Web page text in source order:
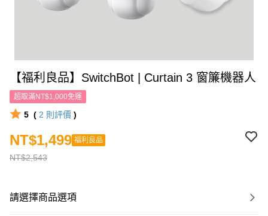
【福利良品】SwitchBot | Curtain 3 窗簾機器人
超取滿NT$1,000免運
5 ( 2 則評價 )
NT$2,543
NT$1,499 福利良品
請選擇商品選項